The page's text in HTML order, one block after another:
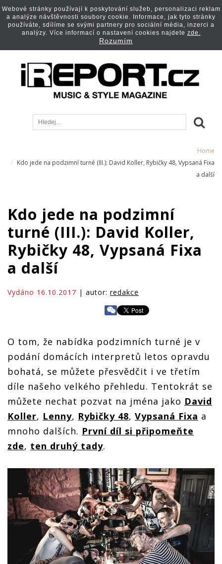
Home
Kdo jede na podzimní turné (III.): David Koller, Rybičky 48, Vypsaná Fixa
a další
Kdo jede na podzimní
turné (III.): David Koller,
Rybičky 48, Vypsaná Fixa
a další
Vydáno 16.10.2017 | autor: redakce
O tom, že nabídka podzimních turné je v
podání domácích interpretů letos opravdu
bohatá, se můžete přesvědčit i ve třetím
díle našeho velkého přehledu. Tentokrát se
můžete nechat pozvat na jména jako David
Koller, Lenny, Rybičky 48, Vypsaná Fixa a
mnoho dalších. První díl si připomeňte
zde, ten druhý tady.
Webové stránky používají k poskytování služeb, personalizaci reklam
a analýze návštěvnosti soubory cookie. Informace, jak tyto stránky
používáte, sdílíme se svými partnery pro sociální média, inzerci a
analýzy. Více informací o nastavení cookies najdete zde.
Rozumím